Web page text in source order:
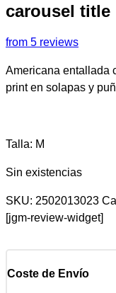
carousel title
from 5 reviews
Americana entallada
print en solapas y
Talla: M
Sin existencias
SKU: 2502013023
[jgm-review-widget]
Coste de Envío